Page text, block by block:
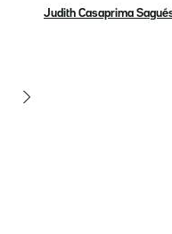
Judith Casaprima